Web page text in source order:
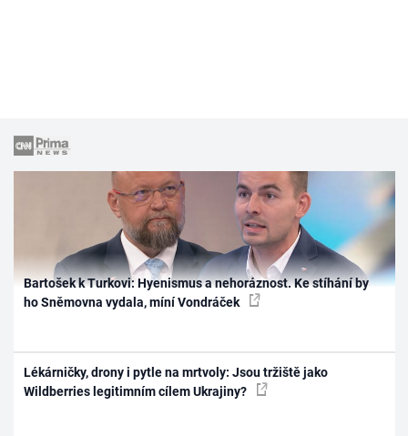
Bartošek k Turkovi: Hyenismus a nehoráznost. Ke stíhání by
ho Sněmovna vydala, míní Vondráček
Lékárničky, drony i pytle na mrtvoly: Jsou tržiště jako
Wildberries legitimním cílem Ukrajiny?